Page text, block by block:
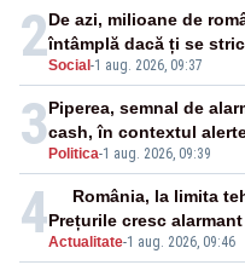
2Social -1 aug. 2026, 09:37
De azi, milioane de
întâmplă dacă ți se
3 Politica-1 aug. 2026, 09:39
Piperea, semnal de
cash, în contextul
4Actualitate-1 aug. 2026, 09:46
România, la limita
Prețurile cresc